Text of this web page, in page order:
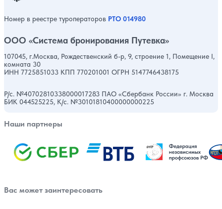
Номер в реестре туроператоров РТО 014980
ООО «Система бронирования Путевка»
107045, г.Москва, Рождественский б-р, 9, строение 1, Помещение I,
комната 30
ИНН 7725851033 КПП 770201001 ОГРН 5147746438175
Р/с. №40702810338000017283 ПАО «Сбербанк России» г. Москва
БИК 044525225, К/с. №30101810400000000225
Наши партнеры
Вас может заинтересовать